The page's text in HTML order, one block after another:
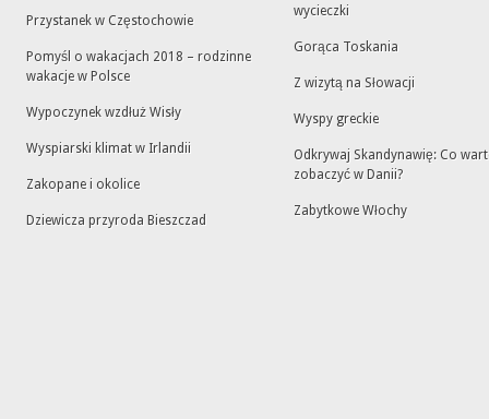
Przystanek w Częstochowie
Pomyśl o wakacjach 2018 – rodzinne
wakacje w Polsce
Wypoczynek wzdłuż Wisły
Wyspiarski klimat w Irlandii
Zakopane i okolice
Dziewicza przyroda Bieszczad
wycieczki
Gorąca Toskania
Z wizytą na Słowacji
Wyspy greckie
Odkrywaj Skandynawię: Co
zobaczyć w Danii?
Zabytkowe Włochy